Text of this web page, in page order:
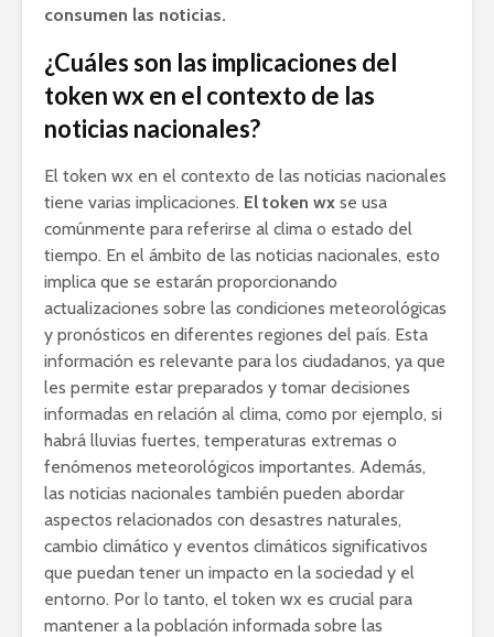
consumen las noticias.
¿Cuáles son las implicaciones del
token wx en el contexto de las
noticias nacionales?
El token wx en el contexto de las noticias nacionales
tiene varias implicaciones. El token wx se usa
comúnmente para referirse al clima o estado del
tiempo. En el ámbito de las noticias nacionales, esto
implica que se estarán proporcionando
actualizaciones sobre las condiciones meteorológicas
y pronósticos en diferentes regiones del país. Esta
información es relevante para los ciudadanos, ya que
les permite estar preparados y tomar decisiones
informadas en relación al clima, como por ejemplo, si
habrá lluvias fuertes, temperaturas extremas o
fenómenos meteorológicos importantes. Además,
las noticias nacionales también pueden abordar
aspectos relacionados con desastres naturales,
cambio climático y eventos climáticos significativos
que puedan tener un impacto en la sociedad y el
entorno. Por lo tanto, el token wx es crucial para
mantener a la población informada sobre las